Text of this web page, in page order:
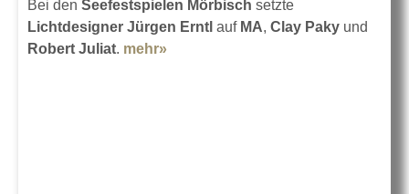
Bei den Seefestspielen Mörbisch setzte
Lichtdesigner Jürgen Erntl auf MA, Clay Paky und
Robert Juliat. mehr»